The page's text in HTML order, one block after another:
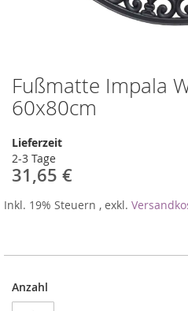
Fußmatte Impala
60x80cm
Lieferzeit
2-3 Tage
31,65 €
Inkl. 19% Steuern , exkl.
Anzahl
Zum
Anfang
der
springen